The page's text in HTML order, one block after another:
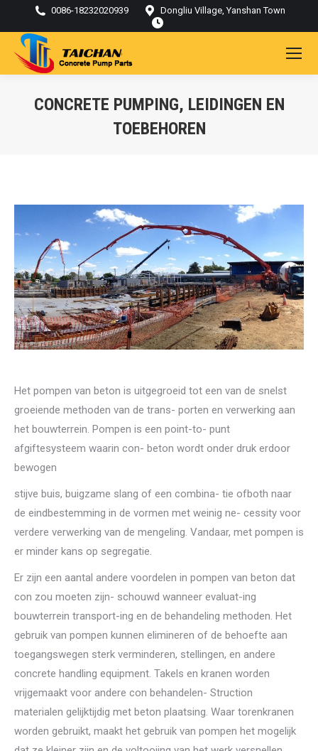
0086-18232020939 Dongliu Village, Yanshan Town
CONCRETE PUMPING, LEIDINGEN EN
TOEBEHOREN
Het pompen van beton is uitgegroeid tot een van de snelst
groeiende methoden van de trans- porten en verwerking aan
het bouwterrein. Pompen is een point-to- punt
afgiftesysteem waarin con- beton wordt onder druk erdoor
bewogen
stijve buis, buigzame slang of een combina- tie ofboth naar
de eindbestemming in de vormen met weinig ne- cessity voor
verdere verwerking van de mengeling. Vandaar, met pompen is
er minder kans op segregatie.
Er zijn een aantal andere voordelen in pompen van beton dat
con zou moeten zijn- schouwd wanneer evaluat-ing
bouwterrein transport-ing en de behandeling methoden. Het
gebruik van pompen kunnen elimineren of de behoefte aan
toegangswegen sterk verminderen, stellingen, en andere
concrete handling equipment. Takels en kranen worden
vrijgemaakt voor andere con behandelen- Struction
materialen gelijktijdig met beton plaatsing. Waar torenkranen
worden gebruikt, maakt het gebruik van pompen het mogelijk